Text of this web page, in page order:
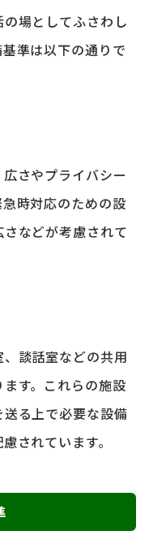
場としてふさわし
準は以下の通りで
さやプライバシー
時対応のための設
などが考慮されて
談話室などの共用
す。これらの施設
る上で必要な設備
されています。